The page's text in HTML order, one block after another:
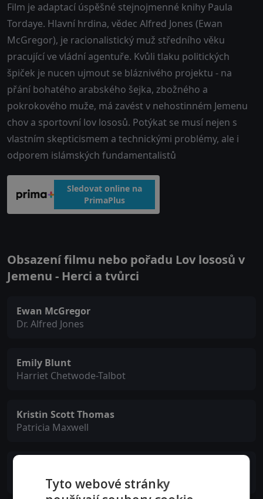
Film je adaptací úspěšné stejnojmenné knihy Paula
Tordaye. Hlavní hrdina, vědec Alfred Jones (Ewan
McGregor), je racionalistický muž středního věku
pracující ve vládní agentuře. Kvůli tlaku politických
špiček je nucen ujmout se bláznivého projektu - na
přání bohatého arabského šejka, zbožného a
pokrokového muže, má zavést v nehostinném Jemenu
chov a sportovní lov lososů. Potýkat se musí nejen s
vlastním skepticismem a technickými problémy, ale i
odporem islámských fundamentalistů
Sledovat online na
PrimaPlus
Obsazení filmu nebo pořadu Lov lososů v
Jemenu - Herci a tvůrci
Ewan McGregor
Dr. Alfred Jones
Emily Blunt
Harriet Chetwode-Talbot
Kristin Scott Thomas
Patricia Maxwell
Mary JonesTyto webové stránky